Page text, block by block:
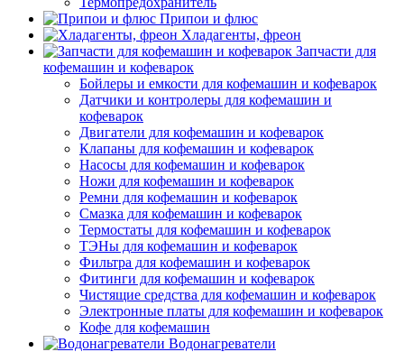
Припои и флюс
Хладагенты, фреон
Запчасти для
кофемашин и кофеварок
Бойлеры и емкости для кофемашин и кофеварок
Датчики и контролеры для кофемашин и
кофеварок
Двигатели для кофемашин и кофеварок
Клапаны для кофемашин и кофеварок
Насосы для кофемашин и кофеварок
Ножи для кофемашин и кофеварок
Ремни для кофемашин и кофеварок
Смазка для кофемашин и кофеварок
Термостаты для кофемашин и кофеварок
ТЭНы для кофемашин и кофеварок
Фильтра для кофемашин и кофеварок
Фитинги для кофемашин и кофеварок
Чистящие средства для кофемашин и кофеварок
Электронные платы для кофемашин и кофеварок
Кофе для кофемашин
Водонагреватели